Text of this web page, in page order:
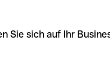
Sie sich auf Ihr